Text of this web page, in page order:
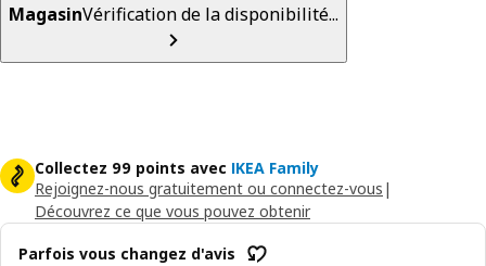
MagasinVérification de la disponibilité...
Collectez 99 points avec IKEA Family
Rejoignez-nous gratuitement ou connectez-vous |
Découvrez ce que vous pouvez obtenir
Parfois vous changez d'avis